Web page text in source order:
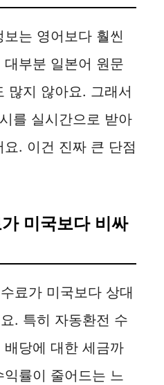
는 영어보다 훨씬
부분 일본어 원문
많지 않아요. 그래서
를 실시간으로 받아
. 이건 진짜 큰 단점
미국보다 비싸
료가 미국보다 상대
. 특히 자동환전 수
당에 대한 세금까
률이 줄어드는 느